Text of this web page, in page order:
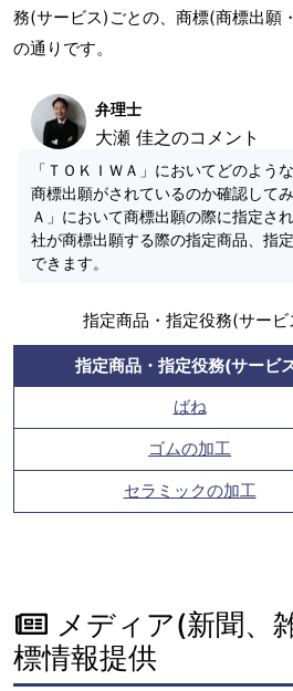
務(サービス)ごとの、商標(商標出願
の通りです。
弁理士
大瀬 佳之のコメント
「ＴＯＫＩＷＡ」においてどのよう
商標出願がされているのか確認して
Ａ」において商標出願の際に指定さ
社が商標出願する際の指定商品、指
できます。
指定商品・指定役務(サー
指定商品・指定役務(サービ
ばね
ゴムの加工
セラミックの加工
メディア(新聞、
標情報提供